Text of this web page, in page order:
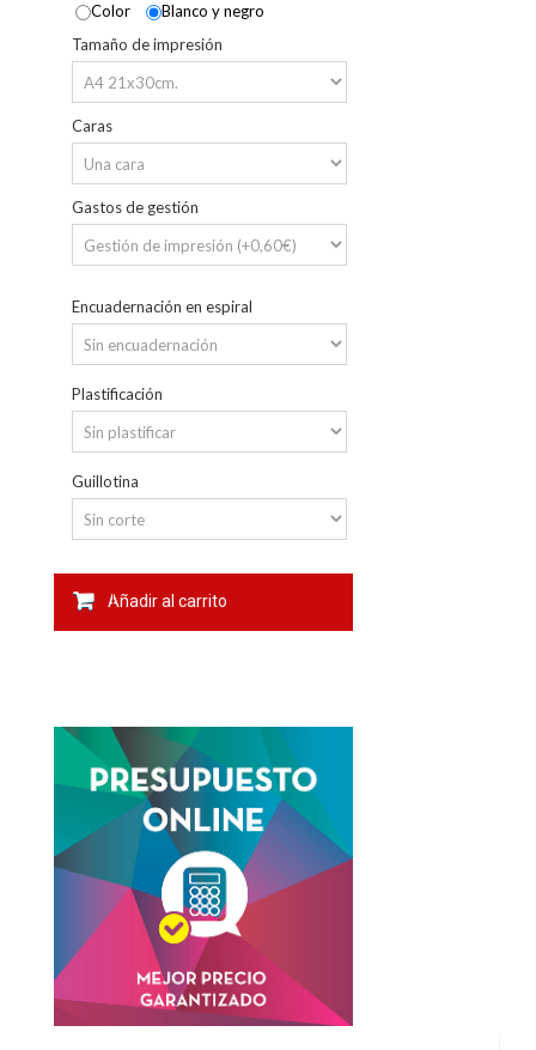
Color
Blanco y negro
Tamaño de impresión
Caras
Gastos de gestión
Encuadernación en espiral
Plastificación
Guillotina
Añadir al carrito